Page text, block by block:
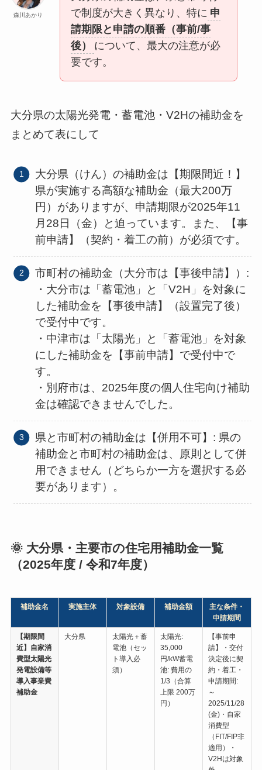
森川あかり
で制度が大きく異なり、特に 申
請期限と申請の順番（事前/事
後）
について、最大の注意が必
要です。
大分県の太陽光発電・蓄電池・V2Hの補助金を
まとめて表にして
大分県（けん）の補助金は【期限間近！】
県が実施する高額な補助金（最大200万
円）がありますが、申請期限が2025年11
月28日（金）と迫っています。また、【事
前申請】（契約・着工の前）が必須です。
市町村の補助金（大分市は【事後申請】）:
・大分市は「蓄電池」と「V2H」を対象に
した補助金を【事後申請】（設置完了後）
で受付中です。
・中津市は「太陽光」と「蓄電池」を対象
にした補助金を【事前申請】で受付中で
す。
・別府市は、2025年度の個人住宅向け補助
金は確認できませんでした。
県と市町村の補助金は【併用不可】: 県の
補助金と市町村の補助金は、原則として併
用できません（どちらか一方を選択する必
要があります）。
🌞 大分県・主要市の住宅用補助金一覧
（2025年度 / 令和7年度）
補助金名 実施主体 対象設備 補助金額
主な条件・
申請期間
【期限間
近】自家消
費型太陽光
発電設備等
導入事業費
補助金
大分県
太陽光＋蓄
電池（セッ
ト導入必
須）
太陽光:
35,000
円/kW蓄電
池: 費用の
1/3（合算
上限 200万
円）
【事前申
請】・交付
決定後に契
約・着工・
申請期間:
～
2025/11/28
(金)・自家
消費型
（FIT/FIP非
適用）・
V2Hは対象